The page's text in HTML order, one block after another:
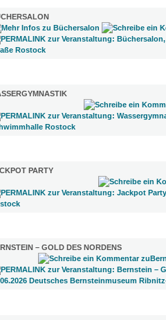
PARTY
– GOLD DES NORDENS